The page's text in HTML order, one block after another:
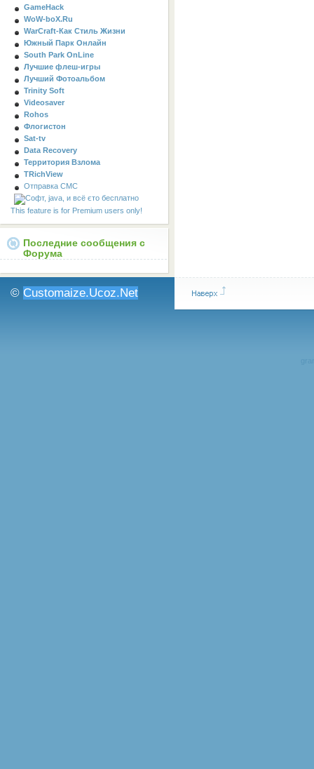
GameHack
WoW-boX.Ru
WarCraft-Как Стиль Жизни
Южный Парк Онлайн
South Park OnLine
Лучшие флеш-игры
Лучший Фотоальбом
Trinity Soft
Videosaver
Rohos
Флогистон
Sat-tv
Data Recovery
Территория Взлома
TRichView
Отправка СМС
This feature is for Premium users only!
Последние сообщения с
Форума
© Customaize.Ucoz.Net